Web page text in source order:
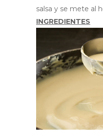
salsa y se mete al
INGREDIENTES